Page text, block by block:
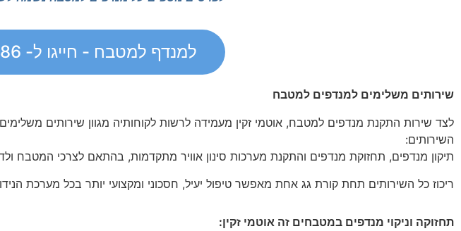
למנדף למטבח - חייגו ל- 03-9221986
שירותים משלימים למנדפים למטבח
לצד שירות התקנת מנדפים למטבח, אוטמי זקין מעמידה לרשות לקוחותיה מגוון שירותים
השירותים:
תיקון מנדפים, תחזוקת מנדפים והתקנת מערכות סינון אוויר מתקדמות, בהתאם לצרכי המטבח
ריכוז כל השירותים תחת קורת גג אחת מאפשר טיפול יעיל, חסכוני ומקצועי יותר בכל מערכת
תחזוקה וניקוי מנדפים במטבחים זה אוטמי זקין: